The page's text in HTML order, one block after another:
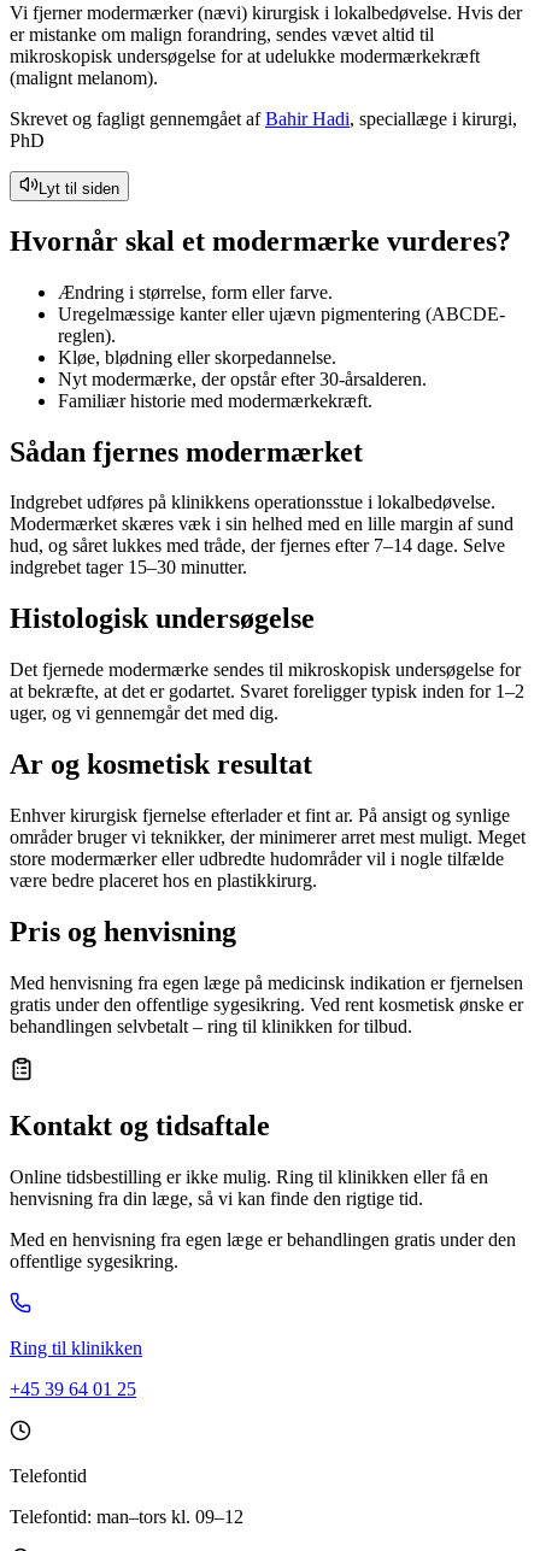
Vi fjerner modermærker (nævi) kirurgisk i lokalbedøvelse. Hvis der
er mistanke om malign forandring, sendes vævet altid til
mikroskopisk undersøgelse for at udelukke modermærkekræft
(malignt melanom).
Skrevet og fagligt gennemgået afBahir Hadi, speciallæge i kirurgi,
PhD
Lyt til siden
Hvornår skal et modermærke vurderes?
Ændring i størrelse, form eller farve.
Uregelmæssige kanter eller ujævn pigmentering (ABCDE-
reglen).
Kløe, blødning eller skorpedannelse.
Nyt modermærke, der opstår efter 30-årsalderen.
Familiær historie med modermærkekræft.
Sådan fjernes modermærket
Indgrebet udføres på klinikkens operationsstue i lokalbedøvelse.
Modermærket skæres væk i sin helhed med en lille margin af sund
hud, og såret lukkes med tråde, der fjernes efter 7–14 dage. Selve
indgrebet tager 15–30 minutter.
Histologisk undersøgelse
Det fjernede modermærke sendes til mikroskopisk undersøgelse for
at bekræfte, at det er godartet. Svaret foreligger typisk inden for 1–2
uger, og vi gennemgår det med dig.
Ar og kosmetisk resultat
Enhver kirurgisk fjernelse efterlader et fint ar. På ansigt og synlige
områder bruger vi teknikker, der minimerer arret mest muligt. Meget
store modermærker eller udbredte hudområder vil i nogle tilfælde
være bedre placeret hos en plastikkirurg.
Pris og henvisning
Med henvisning fra egen læge på medicinsk indikation er fjernelsen
gratis under den offentlige sygesikring. Ved rent kosmetisk ønske er
behandlingen selvbetalt – ring til klinikken for tilbud.
Kontakt og tidsaftale
Online tidsbestilling er ikke mulig. Ring til klinikken eller få en
henvisning fra din læge, så vi kan finde den rigtige tid.
Med en henvisning fra egen læge er behandlingen gratis under den
offentlige sygesikring.
Ring til klinikken
+45 39 64 01 25
Telefontid
Telefontid: man–tors kl. 09–12